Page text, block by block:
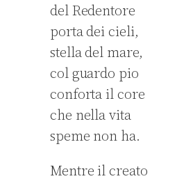
del Redentore
porta dei cieli,
stella del mare,
col guardo pio
conforta il core
che nella vita
speme non ha.
Mentre il creato